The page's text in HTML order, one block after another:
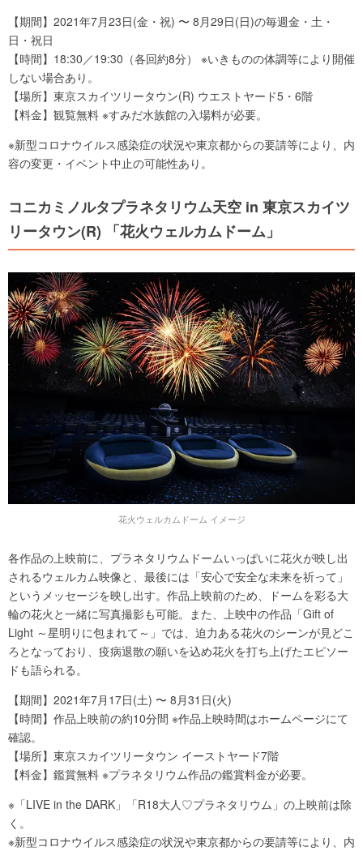
【期間】2021年7月23日(金・祝) 〜 8月29日(日)の毎週金・土・
日・祝日
【時間】18:30／19:30（各回約8分） ※いきものの体調等により開催
しない場合あり。
【場所】東京スカイツリータウン(R) ウエストヤード5・6階
【料金】観覧無料 ※すみだ水族館の入場料が必要。
※新型コロナウイルス感染症の状況や東京都からの要請等により、内
容の変更・イベント中止の可能性あり。
コニカミノルタプラネタリウム天空 in 東京スカイツ
リータウン(R) 「花火ウェルカムドーム」
花火ウェルカムドーム イメージ
各作品の上映前に、プラネタリウムドームいっぱいに花火が映し出
されるウェルカム映像と、最後には「安心で安全な未来を祈って」
というメッセージを映し出す。作品上映前のため、ドームを彩る大
輪の花火と一緒に写真撮影も可能。また、上映中の作品「Gift of
Light ～星明りに包まれて～」では、迫力ある花火のシーンが見どこ
ろとなっており、疫病退散の願いを込め花火を打ち上げたエピソー
ドも語られる。
【期間】2021年7月17日(土) 〜 8月31日(火)
【時間】作品上映前の約10分間 ※作品上映時間はホームページにて
確認。
【場所】東京スカイツリータウン イーストヤード7階
【料金】鑑賞無料 ※プラネタリウム作品の鑑賞料金が必要。
※「LIVE in the DARK」「R18大人♡プラネタリウム」の上映前は除
く。
※新型コロナウイルス感染症の状況や東京都からの要請等により、内